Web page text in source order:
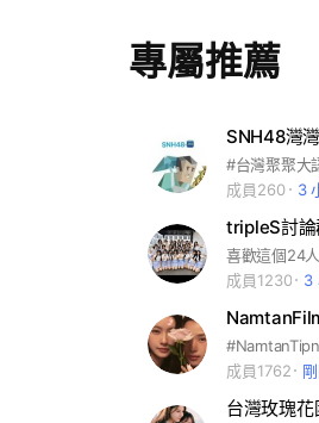
專屬推薦
SNH48灣
#台灣聚聚大
成員260
3
tripleS討論
成員1230
3
成員1762
台灣玫瑰花